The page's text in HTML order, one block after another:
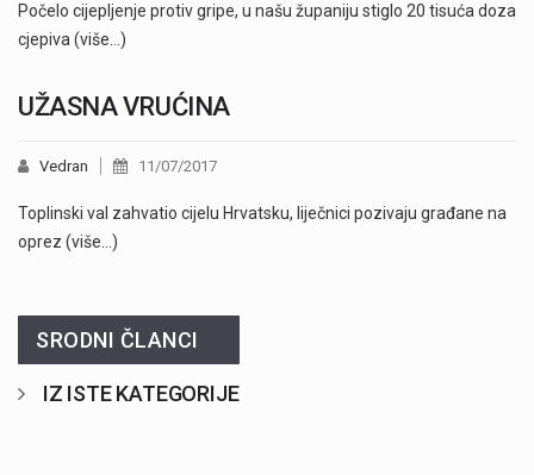
Počelo cijepljenje protiv gripe, u našu županiju stiglo 20 tisuća doza
cjepiva (više…)
UŽASNA VRUĆINA
Vedran 11/07/2017
Toplinski val zahvatio cijelu Hrvatsku, liječnici pozivaju građane na
oprez (više…)
SRODNI ČLANCI
IZ ISTE KATEGORIJE